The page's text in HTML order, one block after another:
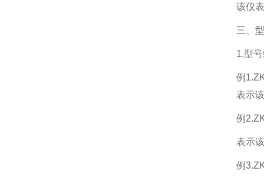
该仪
三、
1.型
例
表示
例
表示
例